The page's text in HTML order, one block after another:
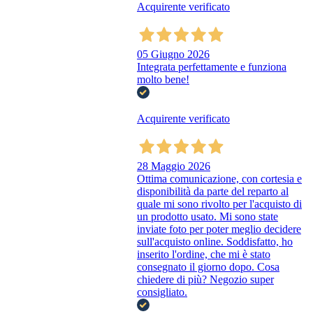
Acquirente verificato
05 Giugno 2026
Integrata perfettamente e funziona
molto bene!
Acquirente verificato
28 Maggio 2026
Ottima comunicazione, con cortesia e
disponibilità da parte del reparto al
quale mi sono rivolto per l'acquisto di
un prodotto usato. Mi sono state
inviate foto per poter meglio decidere
sull'acquisto online. Soddisfatto, ho
inserito l'ordine, che mi è stato
consegnato il giorno dopo. Cosa
chiedere di più? Negozio super
consigliato.